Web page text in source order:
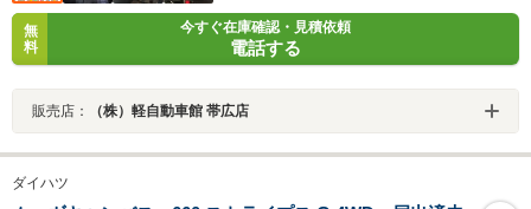
無
料
今すぐ在庫確認・見積依頼
電話する
販売店： （株）軽自動車館 帯広店
ダイハツ